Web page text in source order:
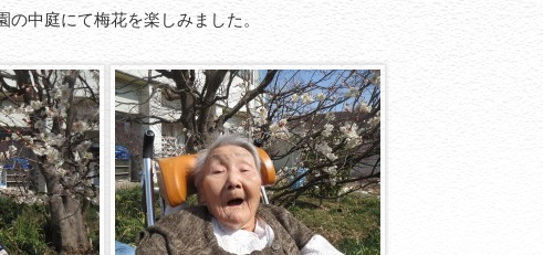
の中庭にて梅花を楽しみました。